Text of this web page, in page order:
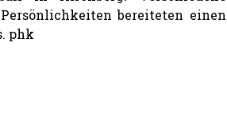
bereiteten einen
phk